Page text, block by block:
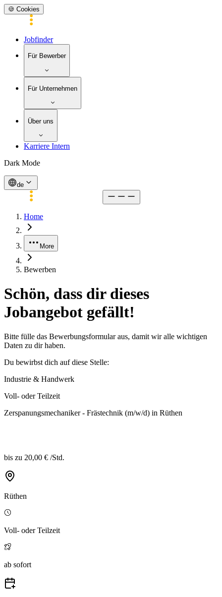
🍪 Cookies
Jobfinder
Für Bewerber
Für Unternehmen
Über uns
Karriere Intern
Dark Mode
de
Home
More
Bewerben
Schön, dass dir dieses
Jobangebot gefällt!
Bitte fülle das Bewerbungsformular aus, damit wir alle wichtigen
Daten zu dir haben.
Du bewirbst dich auf diese Stelle:
Industrie & Handwerk
Voll- oder Teilzeit
Zerspanungsmechaniker - Frästechnik (m/w/d) in Rüthen
bis zu 20,00 € /Std.
Rüthen
Voll- oder Teilzeit
ab sofort